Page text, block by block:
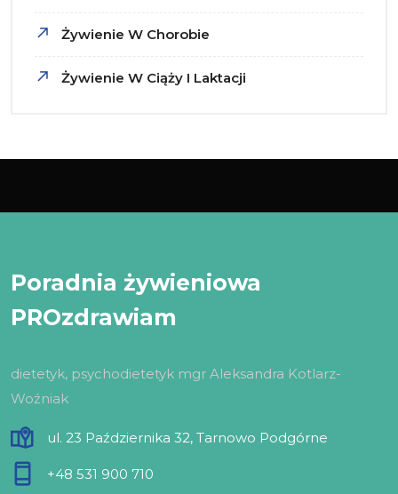
Żywienie W Chorobie
Żywienie W Ciąży I Laktacji
Poradnia żywieniowa
PROzdrawiam
dietetyk, psychodietetyk mgr Aleksandra Kotlarz-
Woźniak
ul. 23 Października 32, Tarnowo Podgórne
+48 531 900 710